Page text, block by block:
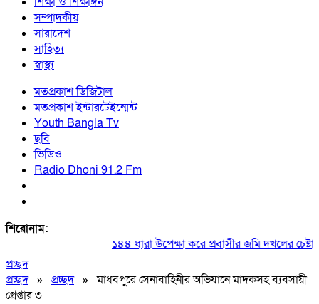
সম্পাদকীয়
সারাদেশ
সাহিত্য
স্বাস্থ্য
মতপ্রকাশ ডিজিটাল
মতপ্রকাশ ইন্টারটেইন্মেন্ট
Youth Bangla Tv
ছবি
ভিডিও
Radio Dhoni 91.2 Fm
শিরোনাম:
১৪৪ ধারা উপেক্ষা করে প্রবাসীর জমি দখলের চেষ্টা|
প্রচ্ছদ
প্রচ্ছদ» প্রচ্ছদ»মাধবপুরে সেনাবাহিনীর অভিযানে মাদকসহ ব্যবসায়ী
গ্রেপ্তার ৩